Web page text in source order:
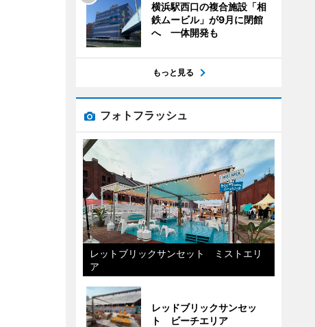
横浜駅西口の複合施設「相
鉄ムービル」が9月に閉館
へ 一体開発も
もっと見る
フォトフラッシュ
レットブリックサンセット ミストエリ
ア
レッドブリックサンセッ
ト ビーチエリア